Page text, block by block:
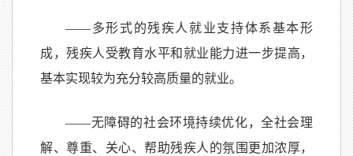
——多形式的残疾人就业支持体系基本形
成，残疾人受教育水平和就业能力进一步提高，
基本实现较为充分较高质量的就业。
——无障碍的社会环境持续优化，全社会理
解、尊重、关心、帮助残疾人的氛围更加浓厚，